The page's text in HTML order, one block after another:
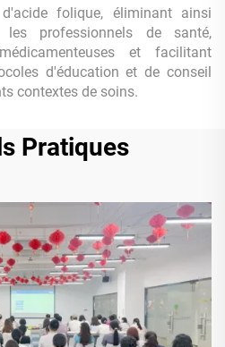
folique, éliminant ainsi
professionnels de santé,
et facilitant
d'éducation et de conseil
contextes de soins.
Pratiques